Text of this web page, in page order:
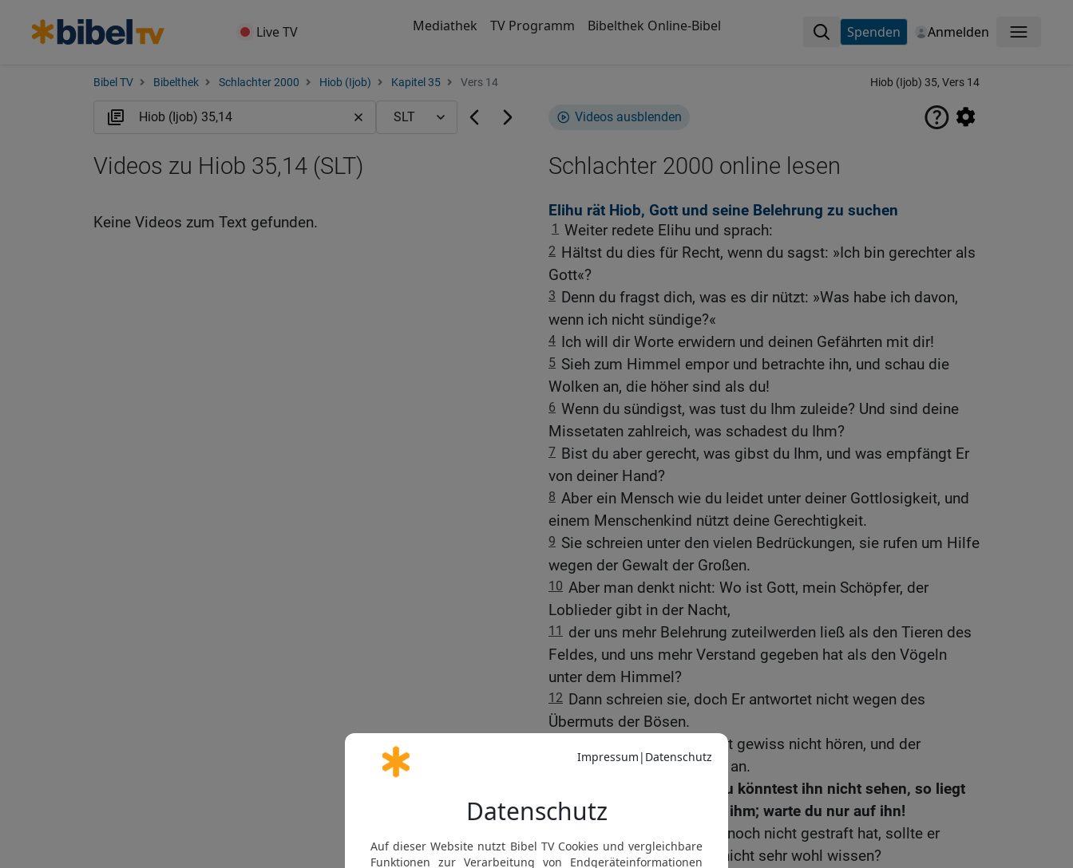
Live TV Mediathek TV Programm Bibelthek Online-Bibel Spenden Anmelden Menü
Bibel TV Bibelthek Schlachter 2000 Hiob (Ijob) Kapitel 35 Vers 14 Hiob (Ijob) 35, Vers 14
Videos ausblenden
Schlachter 2000 online lesen
Elihu rät Hiob, Gott und seine Belehrung zu suchen
1 Weiter redete Elihu und sprach:
2 Hältst du dies für Recht, wenn du sagst: »Ich bin gerechter als
Gott«?
3 Denn du fragst dich, was es dir nützt: »Was habe ich davon,
wenn ich nicht sündige?«
4 Ich will dir Worte erwidern und deinen Gefährten mit dir!
5 Sieh zum Himmel empor und betrachte ihn, und schau die
Wolken an, die höher sind als du!
6 Wenn du sündigst, was tust du Ihm zuleide? Und sind deine
Missetaten zahlreich, was schadest du Ihm?
7 Bist du aber gerecht, was gibst du Ihm, und was empfängt Er
von deiner Hand?
8 Aber ein Mensch wie du leidet unter deiner Gottlosigkeit, und
einem Menschenkind nützt deine Gerechtigkeit.
9 Sie schreien unter den vielen Bedrückungen, sie rufen um Hilfe
wegen der Gewalt der Großen.
10 Aber man denkt nicht: Wo ist Gott, mein Schöpfer, der
Loblieder gibt in der Nacht,
11
der uns mehr Belehrung zuteilwerden ließ als den Tieren des
Feldes, und uns mehr Verstand gegeben hat als den Vögeln
unter dem Himmel?
12 Dann schreien sie, doch Er antwortet nicht wegen des
Übermuts der Bösen.
Gott wird auf Nichtigkeit gewiss nicht hören, und der
Allmächtige sieht sie nicht an.
Auch wenn du sagst, du könntest ihn nicht sehen, so liegt
die Rechtssache doch vor ihm; warte du nur auf ihn!
Und nun, weil sein Zorn noch nicht gestraft hat, sollte er
deshalb um den Übermut nicht sehr wohl wissen?
Videos zu Hiob 35,14 (SLT)
Keine Videos zum Text gefunden.